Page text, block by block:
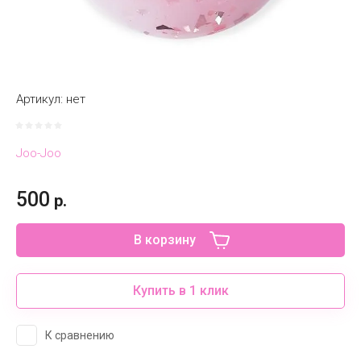
Артикул: нет
Joo-Joo
500 р.
В корзину
Купить в 1 клик
К сравнению